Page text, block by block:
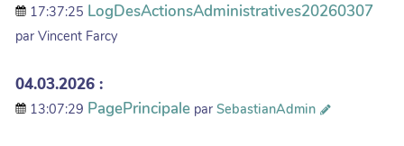
17:37:25 LogDesActionsAdministratives20260307
par Vincent Farcy
04.03.2026 :
13:07:29 PagePrincipale par SebastianAdmin